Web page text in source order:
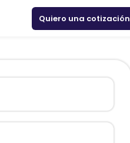
Quiero una cotización